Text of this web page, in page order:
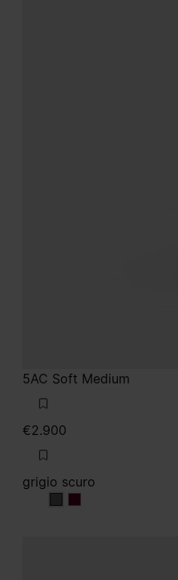
5AC Soft Medium
€2.900
grigio scuro
grigio scuro
grigio scuro